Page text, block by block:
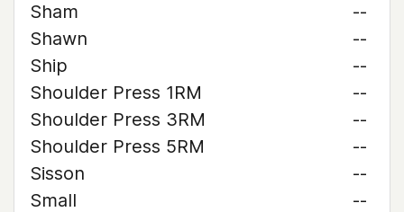
Sham
--
Shawn
--
Ship
--
Shoulder Press 1RM
--
Shoulder Press 3RM
--
Shoulder Press 5RM
--
Sisson
--
Small
--